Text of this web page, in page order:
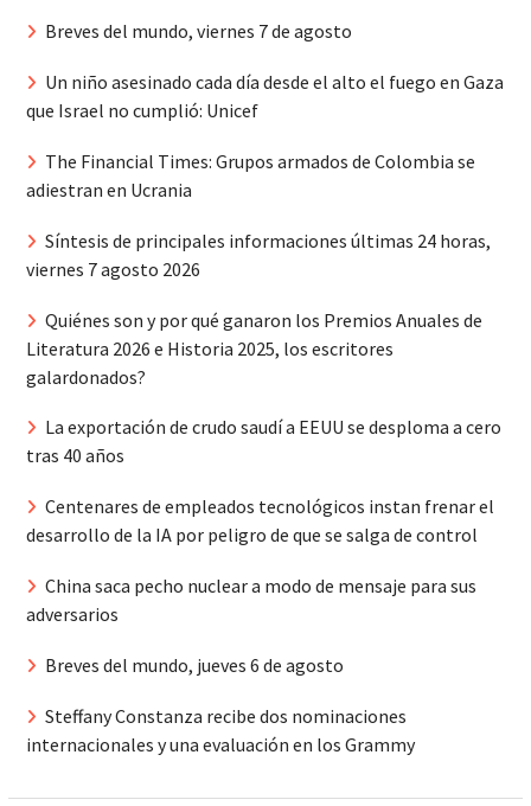
Breves del mundo, viernes 7 de agosto
Un niño asesinado cada día desde el alto el fuego en Gaza
que Israel no cumplió: Unicef
The Financial Times: Grupos armados de Colombia se
adiestran en Ucrania
Síntesis de principales informaciones últimas 24 horas,
viernes 7 agosto 2026
Quiénes son y por qué ganaron los Premios Anuales de
Literatura 2026 e Historia 2025, los escritores
galardonados?
La exportación de crudo saudí a EEUU se desploma a cero
tras 40 años
Centenares de empleados tecnológicos instan frenar el
desarrollo de la IA por peligro de que se salga de control
China saca pecho nuclear a modo de mensaje para sus
adversarios
Breves del mundo, jueves 6 de agosto
Steffany Constanza recibe dos nominaciones
internacionales y una evaluación en los Grammy